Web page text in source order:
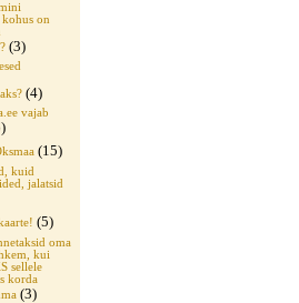
on
(3)
(4)
vajab
(15)
kuid
jalatsid
(5)
oma
kui
sellele
korda
(3)